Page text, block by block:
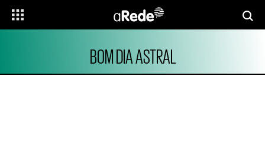
BOM DIA ASTRAL